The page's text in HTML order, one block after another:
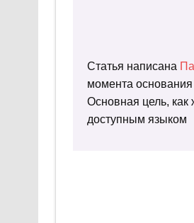
Статья написана
момента
Основная цель, как
доступным языком